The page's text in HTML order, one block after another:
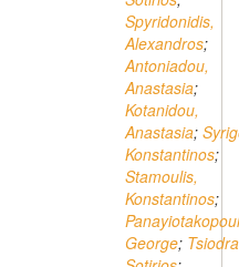
Spyridonidis,
Alexandros;
Antoniadou,
Anastasia;
Kotanidou,
Anastasia;
Konstantinos;
Stamoulis,
Konstantinos;
George;